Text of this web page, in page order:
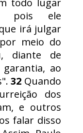
todo lugar
pois ele
irá julgar
meio do
diante de
ao
32 Quando
dos
e outros
falar disso